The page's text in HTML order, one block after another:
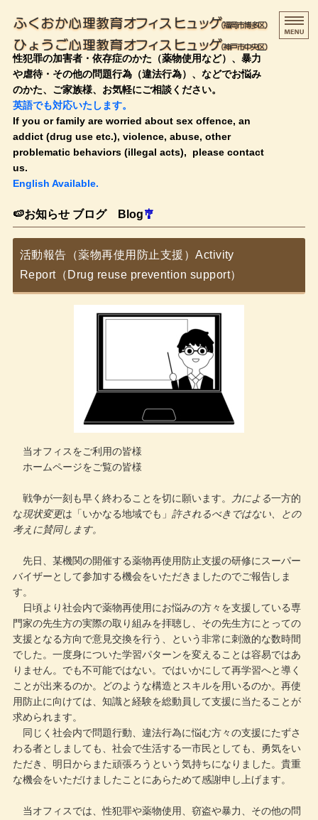
ふく
性犯罪の加害者・依存症のかた（薬物使用など）、暴力
や虐待・その他の問題行為（違法行為）、などでお悩み
のかた、ご家族様、お気軽にご相談ください。
英語でも対応いたします。
If you or family are worried about sex offence, an
addict (drug use etc.), violence, abuse, other
problematic behaviors (illegal acts), please contact
us.
English Available.
HOME
治療・支援の流れ
プロフィール
🍉お知らせ ブログ Blog🎐
活動報告（薬物再使用防止支援）Activity
Report（Drug reuse prevention support）
当オフィスをご利用の皆様
ホームページをご覧の皆様
戦争が一刻も早く終わることを切に願います。 力による一方的
な現状変更は「いかなる地域でも」 許されるべきではない、との
考えに賛同します。
先日、某機関の開催する薬物再使用防止支援の研修にスーパー
バイザーとして参加する機会をいただきましたのでご報告しま
す。
日頃より社会内で薬物再使用にお悩みの方々を支援している専
門家の先生方の実際の取り組みを拝聴し、その先生方にとっての
支援となる方向で意見交換を行う、という非常に刺激的な数時間
でした。一度身についた学習パターンを変えることは容易ではあ
りません。でも不可能ではない。ではいかにして再学習へと導く
ことが出来るのか。どのような構造とスキルを用いるのか。再使
用防止に向けては、知識と経験を総動員して支援に当たることが
求められます。
同じく社会内で問題行動、違法行為に悩む方々の支援にたずさ
わる者としましても、社会で生活する一市民としても、勇気をい
ただき、明日からまた頑張ろうという気持ちになりました。貴重
な機会をいただけましたことにあらためて感謝申し上げます。
当オフィスでは、性犯罪や薬物使用、窃盗や暴力、その他の問